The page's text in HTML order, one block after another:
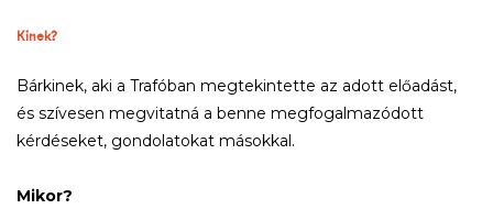
Kinek?
Bárkinek, aki a Trafóban megtekintette az adott előadást,
és szívesen megvitatná a benne megfogalmazódott
kérdéseket, gondolatokat másokkal.
Mikor?